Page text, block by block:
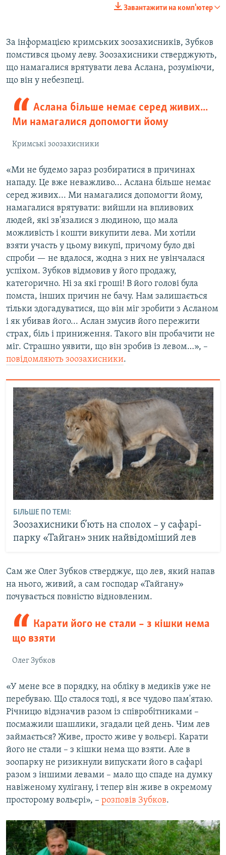
720p 1080p
720p
1080p
Завантажити на комп'ютер
За інформацією кримських зоозахисників, Зубков
помстився цьому леву. Зоозахисники стверджують,
що намагалися врятувати лева Аслана, розуміючи,
що він у небезпеці.
Аслана більше немає серед живих...
Ми намагалися допомогти йому
Кримські зоозахисники
«Ми не будемо зараз розбиратися в причинах
нападу. Це вже неважливо... Аслана більше немає
серед живих... Ми намагалися допомогти йому,
намагалися врятувати: вийшли на впливових
людей, які зв'язалися з людиною, що мала
можливість і кошти викупити лева. Ми хотіли
взяти участь у цьому викупі, причому було дві
спроби — не вдалося, жодна з них не увінчалася
успіхом. Зубков відмовив у його продажу,
категорично. Ні за які гроші! В його голові була
помста, інших причин не бачу. Нам залишається
тільки здогадуватися, що він міг зробити з Асланом
і як убивав його... Аслан змусив його пережити
страх, біль і приниження. Такого він пробачити не
міг. Страшно уявити, що він зробив із левом…», –
повідомляють зоозахисники.
БІЛЬШЕ ПО ТЕМІ:
Зоозахисники б’ють на сполох – у сафарі-
парку «Тайган» зник найвідоміший лев
Сам же Олег Зубков стверджує, що лев, який напав
на нього, живий, а сам господар «Тайгану»
почувається повністю відновленим.
Карати його не стали – з кішки нема
що взяти
Олег Зубков
«У мене все в порядку, на обліку в медиків уже не
перебуваю. Що сталося тоді, я все чудово пам'ятаю.
Річницю відзначив разом із співробітниками –
посмажили шашлики, згадали цей день. Чим лев
займається? Живе, просто живе у вольєрі. Карати
його не стали – з кішки нема що взяти. Але в
зоопарку не ризикнули випускати його в сафарі
разом з іншими левами – мало що спаде на думку
навіженому хулігану, і тепер він живе в окремому
просторому вольєрі», – розповів Зубков.